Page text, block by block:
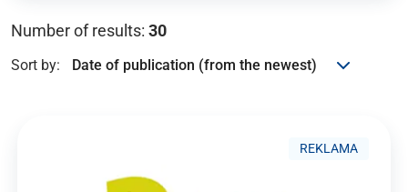
Number of results: 30
Sort by:
REKLAMA